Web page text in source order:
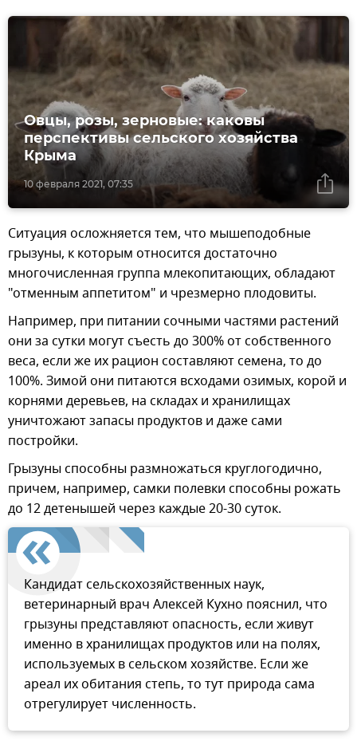
10 февраля 2021, 07:35
Овцы, розы, зерновые: каковы
перспективы сельского хозяйства
Крыма
Ситуация осложняется тем, что мышеподобные
грызуны, к которым относится достаточно
многочисленная группа млекопитающих, обладают
"отменным аппетитом" и чрезмерно плодовиты.
Например, при питании сочными частями растений
они за сутки могут съесть до 300% от собственного
веса, если же их рацион составляют семена, то до
100%. Зимой они питаются всходами озимых, корой и
корнями деревьев, на складах и хранилищах
уничтожают запасы продуктов и даже сами
постройки.
Грызуны способны размножаться круглогодично,
причем, например, самки полевки способны рожать
до 12 детенышей через каждые 20-30 суток.
Кандидат сельскохозяйственных наук,
ветеринарный врач Алексей Кухно пояснил, что
грызуны представляют опасность, если живут
именно в хранилищах продуктов или на полях,
используемых в сельском хозяйстве. Если же
ареал их обитания степь, то тут природа сама
отрегулирует численность.